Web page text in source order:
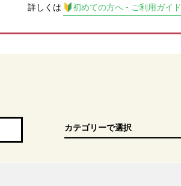
詳しくは
初めての方へ - ご利用ガイド